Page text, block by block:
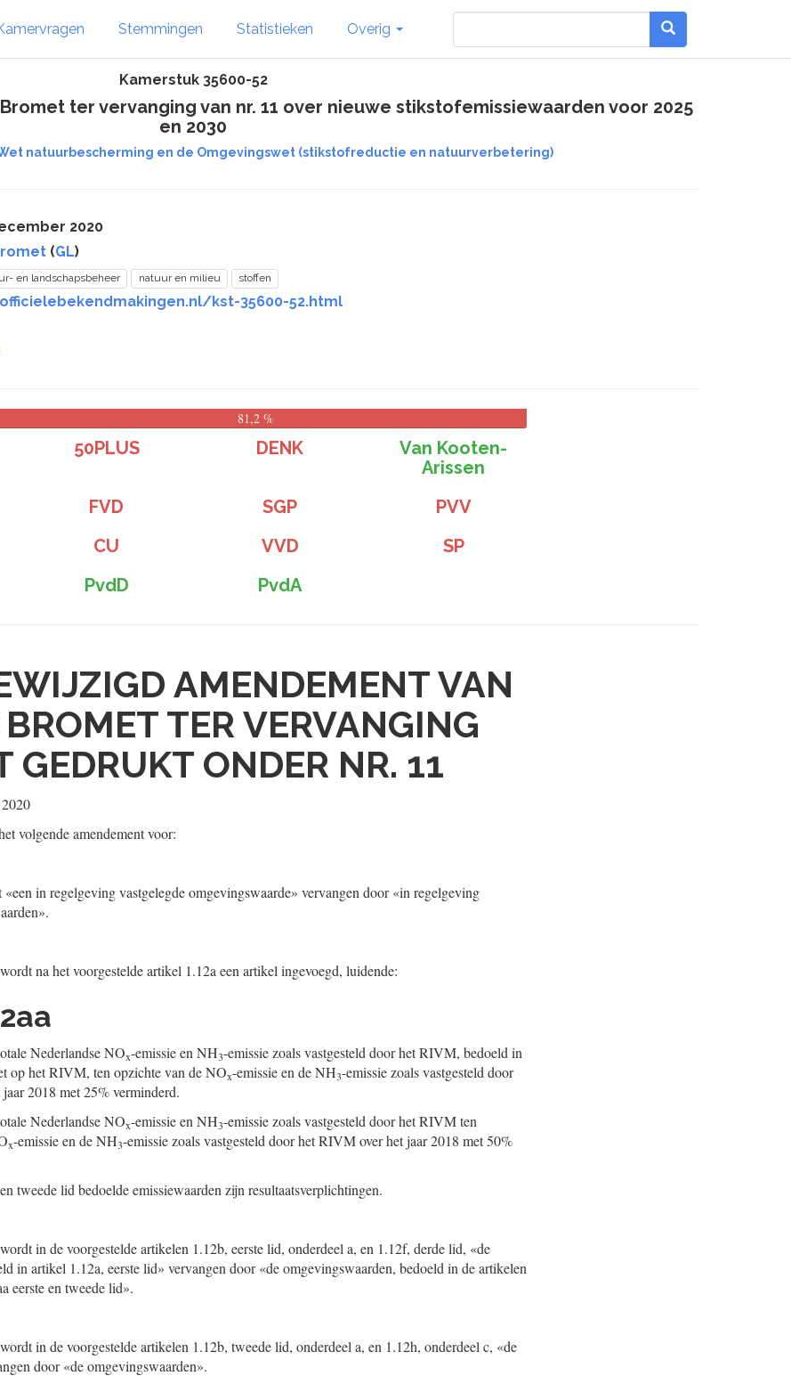
Stemmingen Statistieken Overig
Kamerstuk 35600-52
ter vervanging van nr. 11 over nieuwe stikstofemissiewaarden voor 2025
en 2030
natuurbescherming en de Omgevingswet (stikstofreductie en natuurverbetering)
2020
(GL)
en landschapsbeheer natuur en milieu stoffen
kst-35600-52.html
81,2 %
50PLUS DENK
Van Kooten-
Arissen
FVD SGP
PVV
CU VVD
SP
PvdD PvdA
AMENDEMENT VAN
TER VERVANGING
GEDRUKT ONDER NR. 11
volgende amendement voor:
in regelgeving vastgelegde omgevingswaarde» vervangen door «in regelgeving
na het voorgestelde artikel 1.12a een artikel ingevoegd, luidende:
Nederlandse NOx-emissie en NH3-emissie zoals vastgesteld door het RIVM, bedoeld in
op het RIVM, ten opzichte van de NOx-emissie en de NH3-emissie zoals vastgesteld door
2018 met 25% verminderd.
Nederlandse NOx-emissie en NH3-emissie zoals vastgesteld door het RIVM ten
x-emissie en de NH3-emissie zoals vastgesteld door het RIVM over het jaar 2018 met 50%
tweede lid bedoelde emissiewaarden zijn resultaatsverplichtingen.
in de voorgestelde artikelen 1.12b, eerste lid, onderdeel a, en 1.12f, derde lid, «de
in artikel 1.12a, eerste lid» vervangen door «de omgevingswaarden, bedoeld in de artikelen
eerste en tweede lid».
in de voorgestelde artikelen 1.12b, tweede lid, onderdeel a, en 1.12h, onderdeel c, «de
door «de omgevingswaarden».